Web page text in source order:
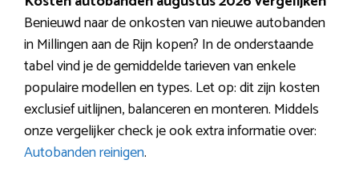
Benieuwd naar de onkosten van nieuwe autobanden
in Millingen aan de Rijn kopen? In de onderstaande
tabel vind je de gemiddelde tarieven van enkele
populaire modellen en types. Let op: dit zijn kosten
exclusief uitlijnen, balanceren en monteren. Middels
onze vergelijker check je ook extra informatie over:
Autobanden reinigen.